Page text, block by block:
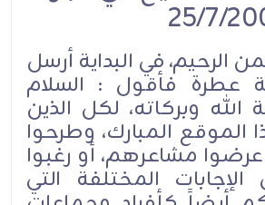
الرحيم، في البداية أرسل
عطرة فأقول : السلام
وبركاته، لكل الذين
الموقع المبارك، وطرحوا
مشاعرهم، أو رغبوا
الإجابات المختلفة التي